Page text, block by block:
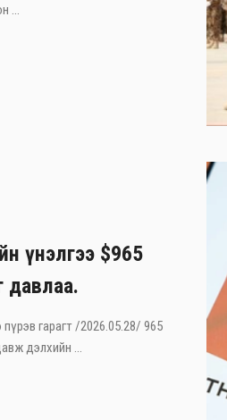
...
үнэлгээ $965
давлаа.
гарагт /2026.05.28/ 965
дэлхийн ...